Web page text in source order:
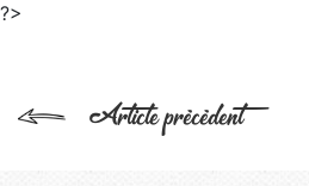
?>
Article précédent